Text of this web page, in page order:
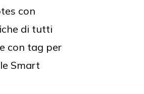
con
di tutti
con tag per
Smart